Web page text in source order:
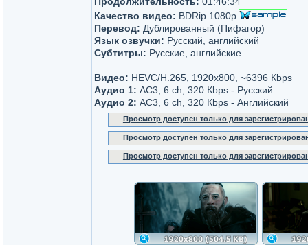
Качество видео: BDRip 1080p
Перевод: Дублированный (Пифагор)
Язык озвучки: Русский, английский
Субтитры: Русские, английские
Видео: HEVC/H.265, 1920x800, ~6396 Кbps
Аудио 1: AC3, 6 ch, 320 Кbps - Русский
Аудио 2: AC3, 6 ch, 320 Кbps - Английский
Просмотр доступен только для
Просмотр доступен только для
Просмотр доступен только для